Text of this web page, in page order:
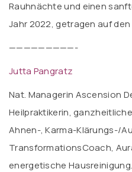
Rauhnächte und einen
Jahr 2022, getragen auf
—————————-
Jutta Pangratz
Nat. Managerin Ascension
Heilpraktikerin,
Ahnen-, Karma-Klärungs-/
TransformationsCoach,
energetische Hausreinigung.